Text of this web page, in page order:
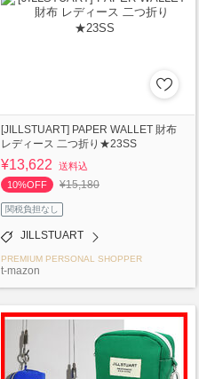
[JILLSTUART] PAPER WALLET 財布
レディース 二つ折り★23SS
¥13,622
送料込
10%OFF
¥15,180
関税負担なし
JILLSTUART
PREMIUM PERSONAL SHOPPER
t-mazon